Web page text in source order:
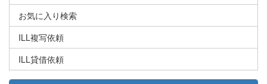
お気に入り検索
ILL複写依頼
ILL貸借依頼